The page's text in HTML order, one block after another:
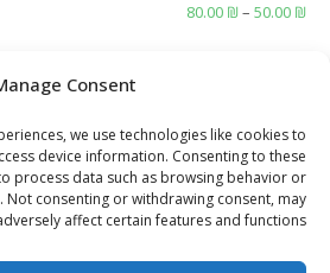
Consent
we use technologies like cookies to
device information. Consenting to these
process data such as browsing behavior or
Not consenting or withdrawing consent, may
affect certain features and functions.
50.00 ₪
–
80.00 ₪